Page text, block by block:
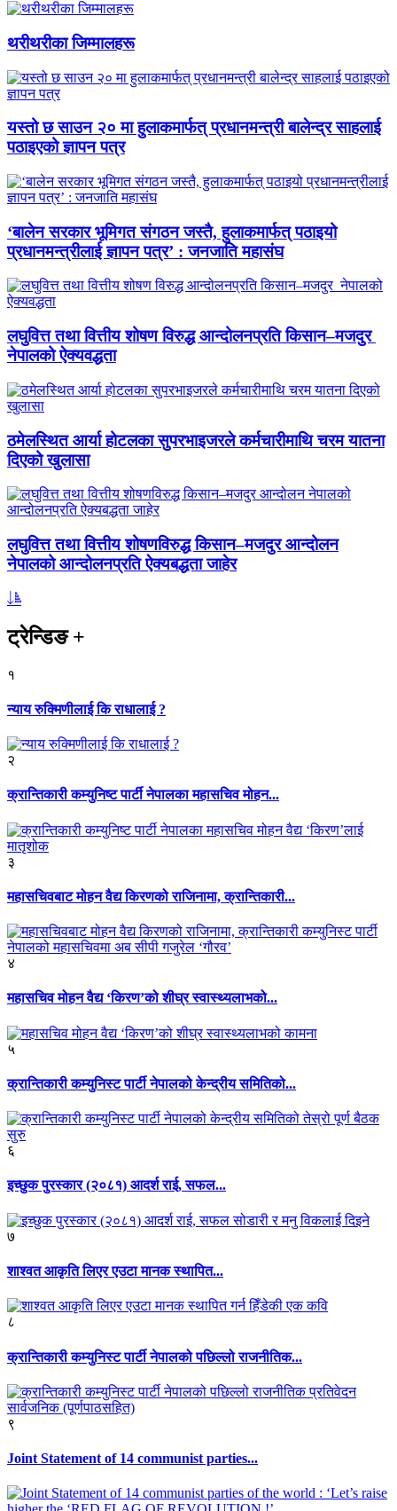
थरीथरीका जिम्मालहरू
यस्तो छ साउन २० मा हुलाकमार्फत् प्रधानमन्त्री बालेन्द्र साहलाई
पठाइएको ज्ञापन पत्र
‘बालेन सरकार भूमिगत संगठन जस्तै, हुलाकमार्फत् पठाइयो
प्रधानमन्त्रीलाई ज्ञापन पत्र’ : जनजाति महासंघ
लघुवित्त तथा वित्तीय शोषण विरुद्ध आन्दोलनप्रति किसान–मजदुर
नेपालको ऐक्यवद्धता
ठमेलस्थित आर्या होटलका सुपरभाइजरले कर्मचारीमाथि चरम यातना
दिएको खुलासा
लघुवित्त तथा वित्तीय शोषणविरुद्ध किसान–मजदुर आन्दोलन
नेपालको आन्दोलनप्रति ऐक्यबद्धता जाहेर
ट्रेन्डिङ+
१
न्याय रुक्मिणीलाई कि राधालाई ?
२
क्रान्तिकारी कम्युनिष्ट पार्टी नेपालका महासचिव मोहन...
३
महासचिवबाट मोहन वैद्य किरणको राजिनामा, क्रान्तिकारी...
४
महासचिव मोहन वैद्य ‘किरण’को शीघ्र स्वास्थ्यलाभको...
५
क्रान्तिकारी कम्युनिस्ट पार्टी नेपालको केन्द्रीय समितिको...
६
इच्छुक पुरस्कार (२०८१) आदर्श राई, सफल...
७
शाश्वत आकृति लिएर एउटा मानक स्थापित...
८
क्रान्तिकारी कम्युनिस्ट पार्टी नेपालको पछिल्लो राजनीतिक...
९
Joint Statement of 14 communist parties...